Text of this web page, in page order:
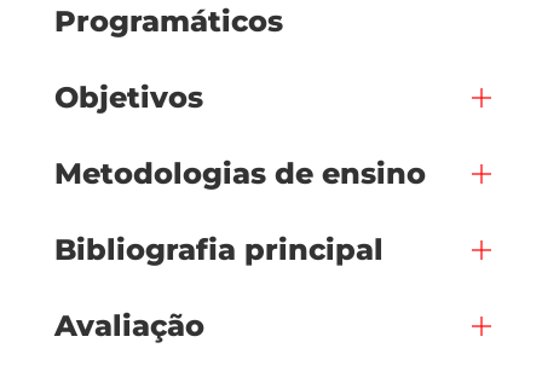
Programáticos
Objetivos
Metodologias de ensino
Bibliografia principal
Avaliação